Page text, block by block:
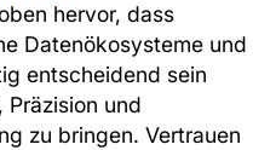
hervor, dass
Datenökosysteme und
entscheidend sein
und
zu bringen. Vertrauen